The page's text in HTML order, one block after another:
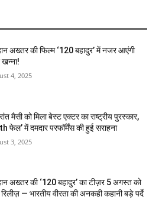
अख्तर की फिल्म ‘120 बहादुर’ में नजर आएंगी
खन्ना!
4, 2025
मैसी को मिला बेस्ट एक्टर का राष्ट्रीय पुरस्कार,
फेल’ में दमदार परफॉर्मेंस की हुई सराहना
3, 2025
अख्तर की ‘120 बहादुर’ का टीज़र 5 अगस्त को
रिलीज़ — भारतीय वीरता की अनकही कहानी बड़े पर्दे